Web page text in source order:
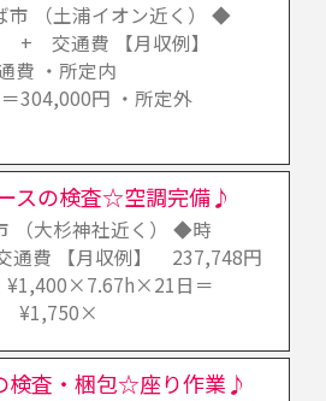
（土浦イオン近く） ◆
交通費 【月収例】
・所定内
304,000円 ・所定外
ースの検査☆空調完備♪
（大杉神社近く） ◆時
費 【月収例】 237,748円
日＝
¥1,750×
検査・梱包☆座り作業♪